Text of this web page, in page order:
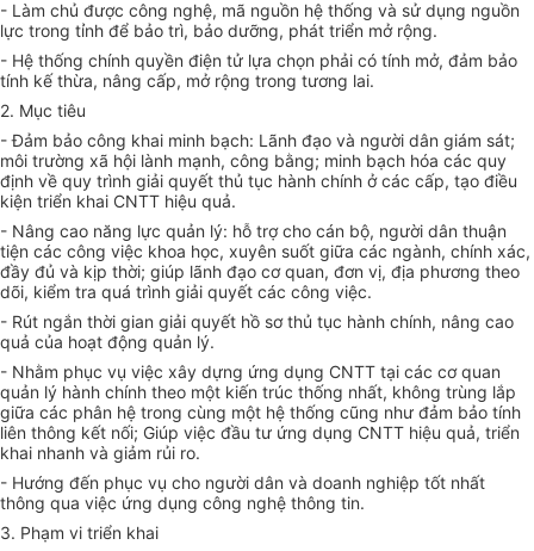
- Làm chủ được công nghệ, mã nguồn hệ thống và sử dụng nguồn
lực trong tỉnh để bảo trì, bảo dưỡng, phát triển mở rộng.
- Hệ thống chính quyền điện tử lựa chọn phải có tính mở, đảm bảo
tính kế thừa, nâng cấp, mở rộng trong tương lai.
2. Mục tiêu
- Đảm bảo công khai minh bạch: Lãnh đạo và người dân giám sát;
môi trường xã hội lành mạnh, công bằng; minh bạch hóa các quy
định về quy trình giải quyết thủ tục hành chính ở các cấp, tạo điều
kiện triển khai CNTT hiệu quả.
- Nâng cao năng lực quản lý: hỗ trợ cho cán bộ, người dân thuận
tiện các công việc khoa học, xuyên suốt giữa các ngành, chính xác,
đầy đủ và kịp thời; giúp lãnh đạo cơ quan, đơn vị, địa phương theo
dõi, kiểm tra quá trình giải quyết các công việc.
- Rút ngắn thời gian giải quyết hồ sơ thủ tục hành chính, nâng cao
quả của hoạt động quản lý.
- Nhằm phục vụ việc xây dựng ứng dụng CNTT tại các cơ quan
quản lý hành chính theo một kiến trúc thống nhất, không trùng lắp
giữa các phân hệ trong cùng một hệ thống cũng như đảm bảo tính
liên thông kết nối; Giúp việc đầu tư ứng dụng CNTT hiệu quả, triển
khai nhanh và giảm rủi ro.
- Hướng đến phục vụ cho người dân và doanh nghiệp tốt nhất
thông qua việc ứng dụng công nghệ thông tin.
3. Phạm vi triển khai